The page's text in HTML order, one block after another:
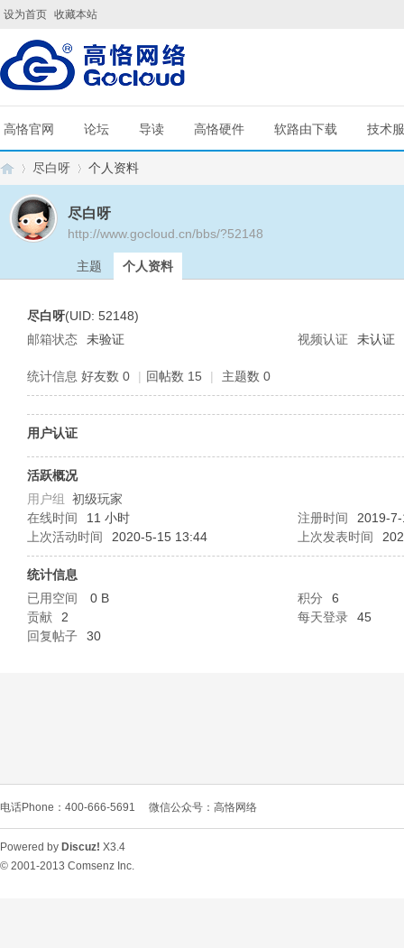
设为首页 收藏本站
高恪官网 论坛 导读 高恪硬件 软路由下载 技术
L
尽白呀 个人资料
尽白呀
http://www.gocloud.cn/bbs/?52148
主题 个人资料
尽白呀(UID: 52148)
邮箱状态
未验证 视频认证 未认证
统计信息 好友数 0 | 回帖数 15 | 主题数 0
用户认证
活跃概况
用户组 初级玩家
在线时间
11 小时 注册时间
2019-
上次活动时间
2020-5-15 13:44 上次发表时间
统计信息
已用空间
0 B 积分
6
贡献
2 每天登录
45
回复帖子
30
电话Phone：400-666-5691 微信公众号：高恪网络
Powered by Discuz! X3.4
© 2001-2013 Comsenz Inc.